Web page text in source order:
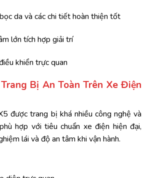
da và các chi tiết hoàn thiện tốt
lớn tích hợp giải trí
khiển trực quan
Bị An Toàn Trên Xe Điện
được trang bị khá nhiều công nghệ và
hợp với tiêu chuẩn xe điện hiện đại,
lái và độ an tâm khi vận hành.